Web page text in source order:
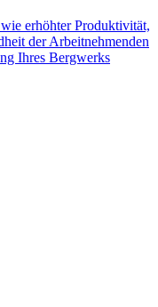
erhöhter Produktivität,
der Arbeitnehmenden
Ihres Bergwerks